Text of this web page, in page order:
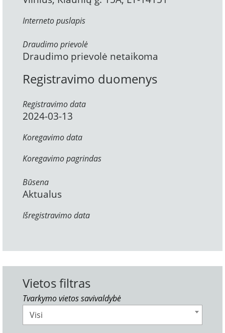
Interneto puslapis
Draudimo prievolė
Draudimo prievolė netaikoma
Registravimo duomenys
Registravimo data
2024-03-13
Koregavimo data
Koregavimo pagrindas
Būsena
Aktualus
Išregistravimo data
Vietos filtras
Tvarkymo vietos savivaldybė
Visi